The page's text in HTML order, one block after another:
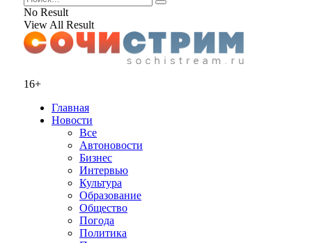
No Result
View All Result
16+
Главная
Новости
Все
Автоновости
Бизнес
Интервью
Культура
Образование
Общество
Погода
Политика